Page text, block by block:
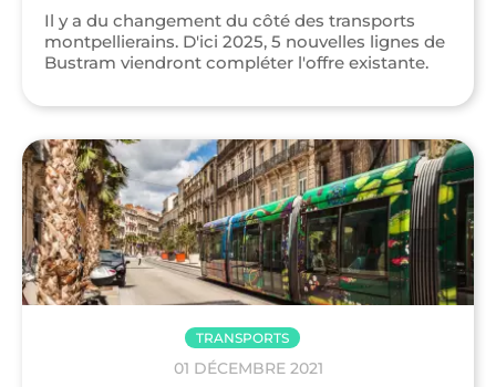
Il y a du changement du côté des transports
montpellierains. D'ici 2025, 5 nouvelles lignes de
Bustram viendront compléter l'offre existante.
TRANSPORTS
01 DÉCEMBRE 2021